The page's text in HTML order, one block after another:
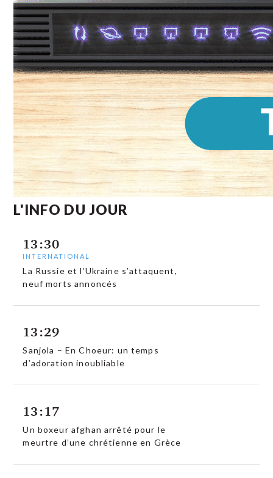
L'INFO DU JOUR
13:30
INTERNATIONAL
La Russie et l’Ukraine s’attaquent,
neuf morts annoncés
13:29
Sanjola – En Choeur: un temps
d’adoration inoubliable
13:17
Un boxeur afghan arrêté pour le
meurtre d’une chrétienne en Grèce